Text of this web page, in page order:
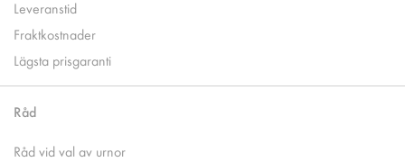
Leveranstid
Fraktkostnader
Lägsta prisgaranti
Råd
Råd vid val av urnor